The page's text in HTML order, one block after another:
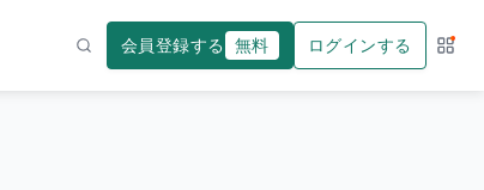
会員登録する 無料 ログインする サー